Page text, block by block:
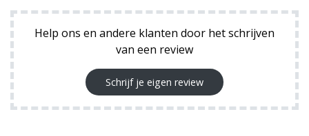
Help ons en andere klanten door het schrijven
van een review
Schrijf je eigen review